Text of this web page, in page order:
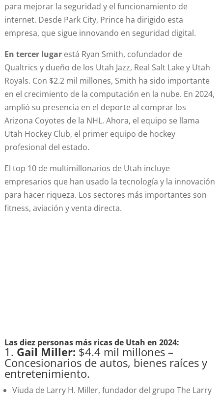
para mejorar la seguridad y el funcionamiento de
internet. Desde Park City, Prince ha dirigido esta
empresa, que sigue innovando en seguridad digital.
En tercer lugarestá Ryan Smith, cofundador de
Qualtrics y dueño de los Utah Jazz, Real Salt Lake y Utah
Royals. Con $2.2 mil millones, Smith ha sido importante
en el crecimiento de la computación en la nube. En 2024,
amplió su presencia en el deporte al comprar los
Arizona Coyotes de la NHL. Ahora, el equipo se llama
Utah Hockey Club, el primer equipo de hockey
profesional del estado.
El top 10 de multimillonarios de Utah incluye
empresarios que han usado la tecnología y la innovación
para hacer riqueza. Los sectores más importantes son
fitness, aviación y venta directa.
Las diez personas más ricas de Utah en 2024:
1. Gail Miller: $4.4 mil millones –
Concesionarios de autos, bienes raíces y
entretenimiento.
Viuda de Larry H. Miller, fundador del grupo The Larry